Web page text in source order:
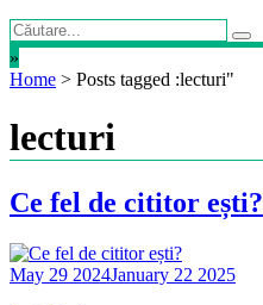
»
Home > Posts tagged :lecturi"
lecturi
Ce fel de cititor ești?
May 29 2024January 22 2025